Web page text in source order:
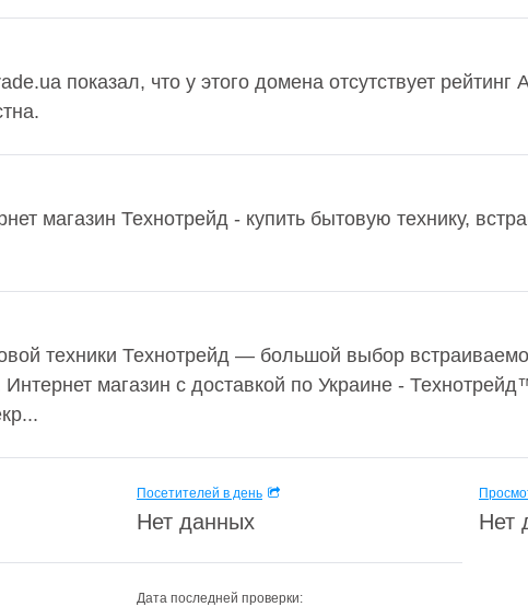
показал, что у этого домена отсутствует рейтинг
магазин Технотрейд - купить бытовую технику,
техники Технотрейд — большой выбор
Интернет магазин с доставкой по Украине -
Посетителей в день
Нет данных Нет
Дата последней проверки: